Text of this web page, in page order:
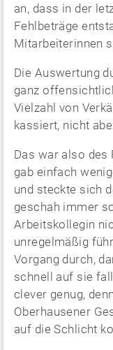
an, dass in der
Fehlbeträge
Mitarbeiterinnen
Die Auswertung
ganz
Vielzahl von
kassiert, nicht
Das war also des
gab einfach
und steckte sich
geschah immer
Arbeitskollegin
unregelmäßig
Vorgang durch,
schnell auf sie
clever genug,
Oberhausener
auf die Schlicht